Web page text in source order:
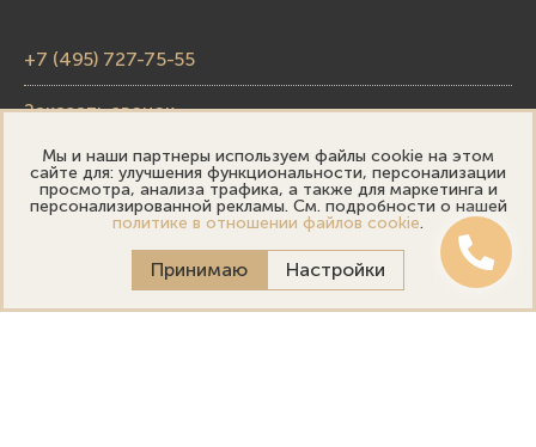
+7 (495) 727-75-55
Заказать звонок
skupka@emporiumgold.com
sale@emporiumgold.com
Режим работы:
Пн-Пт: 10:00–20:00
Мы и наши партнеры используем файлы cookie на этом
сайте для: улучшения функциональности, персонализации
просмотра, анализа трафика, а также для маркетинга и
персонализированной рекламы. См. подробности о нашей
политике в отношении файлов cookie.
Принимаю Настройки